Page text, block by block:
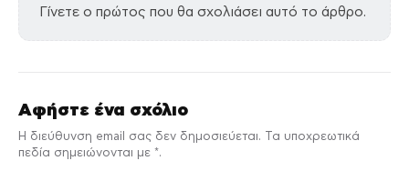
Γίνετε ο πρώτος που θα σχολιάσει αυτό το άρθρο.
Αφήστε ένα σχόλιο
Η διεύθυνση email σας δεν δημοσιεύεται. Τα υποχρεωτικά
πεδία σημειώνονται με *.